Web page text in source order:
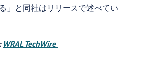
」と同社はリリースで述べてい
WRAL TechWire